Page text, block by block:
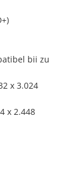
bii zu
x 3.024
x 2.448